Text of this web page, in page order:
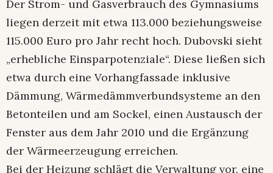
Der Strom- und Gasverbrauch des Gymnasiums
liegen derzeit mit etwa 113.000 beziehungsweise
115.000 Euro pro Jahr recht hoch. Dubovski sieht
„erhebliche Einsparpotenziale“. Diese ließen sich
etwa durch eine Vorhangfassade inklusive
Dämmung, Wärmedämmverbundsysteme an den
Betonteilen und am Sockel, einen Austausch der
Fenster aus dem Jahr 2010 und die Ergänzung
der Wärmeerzeugung erreichen.
Bei der Heizung schlägt die Verwaltung vor, eine